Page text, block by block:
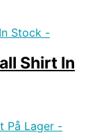
Shirt In